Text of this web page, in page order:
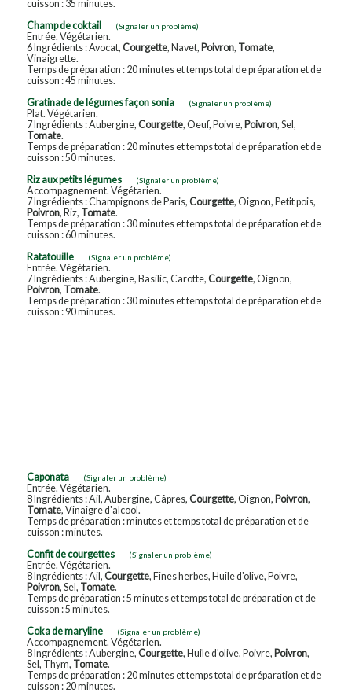
cuisson : 35 minutes.
Champ de coktail
(Signaler un problème)
Entrée. Végétarien.
6 Ingrédients : Avocat, Courgette, Navet, Poivron, Tomate,
Vinaigrette.
Temps de préparation : 20 minutes et temps total de préparation et de
cuisson : 45 minutes.
Gratinade de légumes façon sonia
(Signaler un problème)
Plat. Végétarien.
7 Ingrédients : Aubergine, Courgette, Oeuf, Poivre, Poivron, Sel,
Tomate.
Temps de préparation : 20 minutes et temps total de préparation et de
cuisson : 50 minutes.
Riz aux petits légumes
(Signaler un problème)
Accompagnement. Végétarien.
7 Ingrédients : Champignons de Paris, Courgette, Oignon, Petit pois,
Poivron, Riz, Tomate.
Temps de préparation : 30 minutes et temps total de préparation et de
cuisson : 60 minutes.
Ratatouille
(Signaler un problème)
Entrée. Végétarien.
7 Ingrédients : Aubergine, Basilic, Carotte, Courgette, Oignon,
Poivron, Tomate.
Temps de préparation : 30 minutes et temps total de préparation et de
cuisson : 90 minutes.
Caponata (Signaler un problème)
Entrée. Végétarien.
8 Ingrédients : Ail, Aubergine, Câpres, Courgette, Oignon, Poivron,
Tomate, Vinaigre d'alcool.
Temps de préparation : minutes et temps total de préparation et de
cuisson : minutes.
Confit de courgettes
(Signaler un problème)
Entrée. Végétarien.
8 Ingrédients : Ail, Courgette, Fines herbes, Huile d'olive, Poivre,
Poivron, Sel, Tomate.
Temps de préparation : 5 minutes et temps total de préparation et de
cuisson : 5 minutes.
Coka de maryline
(Signaler un problème)
Accompagnement. Végétarien.
8 Ingrédients : Aubergine, Courgette, Huile d'olive, Poivre, Poivron,
Sel, Thym, Tomate.
Temps de préparation : 20 minutes et temps total de préparation et de
cuisson : 20 minutes.